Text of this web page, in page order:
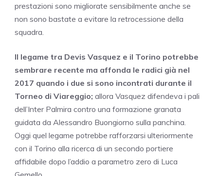
prestazioni sono migliorate sensibilmente anche se
non sono bastate a evitare la retrocessione della
squadra.
Il legame tra Devis Vasquez e il Torino potrebbe
sembrare recente ma affonda le radici già nel
2017 quando i due si sono incontrati durante il
Torneo di Viareggio; allora Vasquez difendeva i pali
dell’Inter Palmira contro una formazione granata
guidata da Alessandro Buongiorno sulla panchina.
Oggi quel legame potrebbe rafforzarsi ulteriormente
con il Torino alla ricerca di un secondo portiere
affidabile dopo l’addio a parametro zero di Luca